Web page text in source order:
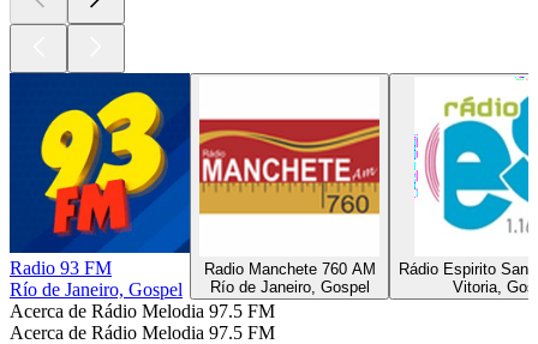
Radio 93 FM
Río de Janeiro, Gospel
Radio Manchete 760 AM
Río de Janeiro, Gospel
Rádio Espirito
Vitoria,
Acerca de Rádio Melodia 97.5 FM
Acerca de Rádio Melodia 97.5 FM